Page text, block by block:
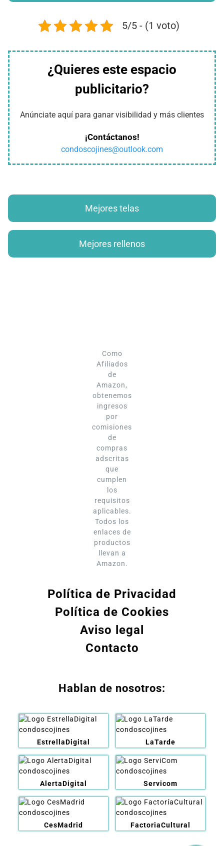
5/5 - (1 voto)
¿Quieres este espacio
publicitario?
Anúnciate aquí para ganar visibilidad y más clientes
¡Contáctanos!
condoscojines@outlook.com
Mejores telas
Mejores rellenos
Como
Afiliados
de
Amazon,
obtenemos
ingresos
por
comisiones
de
compras
adscritas
que
cumplen
los
requisitos
aplicables.
Todos los
enlaces de
productos
llevan a
Amazon.
Política de Privacidad
Política de Cookies
Aviso legal
Contacto
Hablan de nosotros:
EstrellaDigital LaTarde
AlertaDigital Servicom
CesMadrid FactoriaCultural